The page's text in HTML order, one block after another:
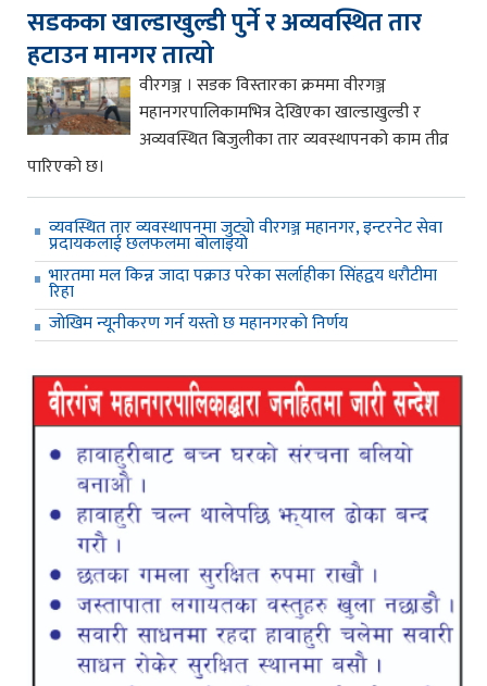
सडकका खाल्डाखुल्डी पुर्ने र अव्यवस्थित तार
हटाउन मानगर तात्यो
वीरगञ्ज । सडक विस्तारका क्रममा वीरगञ्ज
महानगरपालिकामभित्र देखिएका खाल्डाखुल्डी र
अव्यवस्थित बिजुलीका तार व्यवस्थापनको काम तीव्र
पारिएको छ।
व्यवस्थित तार व्यवस्थापनमा जुट्यो वीरगञ्ज महानगर, इन्टरनेट सेवा
प्रदायकलाई छलफलमा बोलाइयो
भारतमा मल किन्न जादा पक्राउ परेका सर्लाहीका सिंहद्वय धरौटीमा
रिहा
जाेखिम न्यूनीकरण गर्न यस्ताे छ महानगरकाे निर्णय